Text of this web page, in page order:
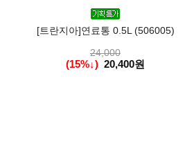
[트란지아]연료통 0.5L (506005)
24,000
(15%↓) 20,400원